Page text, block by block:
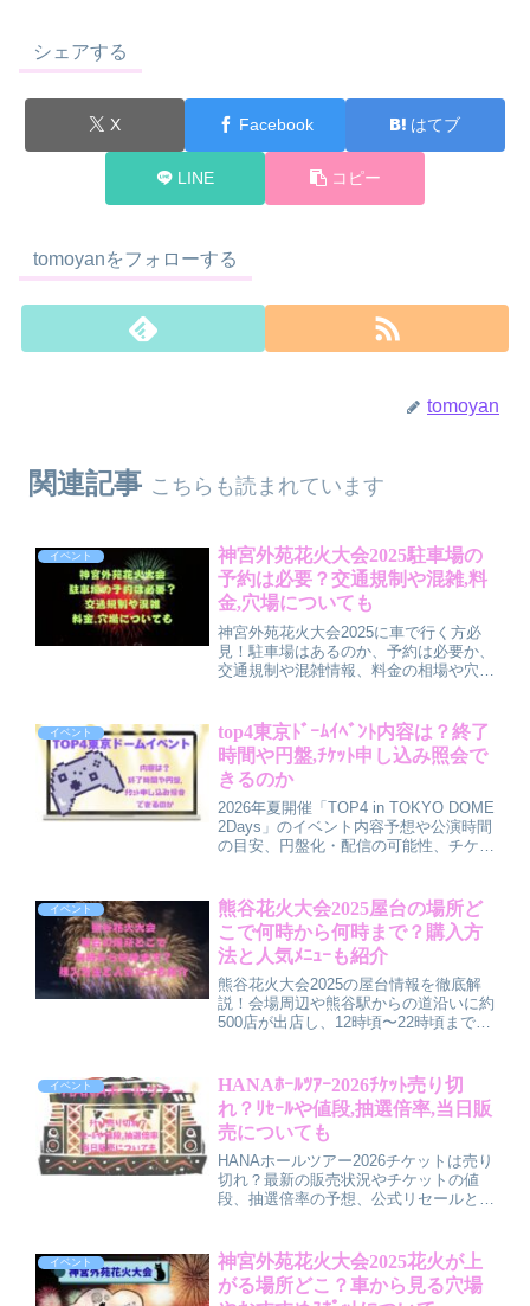
シェアする
X Facebook はてブ
LINE コピー
tomoyanをフォローする
tomoyan
関連記事 こちらも読まれています
イベント
神宮外苑花火大会2025駐車場の
予約は必要？交通規制や混雑,料
金,穴場についても
神宮外苑花火大会2025に車で行く方必
見！駐車場はあるのか、予約は必要か、
交通規制や混雑情報、料金の相場や穴場
「パーク＆ライド」活用術もご紹介しま
す。
イベント
top4東京ﾄﾞｰﾑｲﾍﾞﾝﾄ内容は？終了
時間や円盤,ﾁｹｯﾄ申し込み照会で
きるのか
2026年夏開催「TOP4 in TOKYO DOME
2Days」のイベント内容予想や公演時間
の目安、円盤化・配信の可能性、チケッ
すいよう、過去のドーム公演もふまえて
準備のコツをまとめました。
イベント
熊谷花火大会2025屋台の場所ど
こで何時から何時まで？購入方
法と人気ﾒﾆｭｰも紹介
熊谷花火大会2025の屋台情報を徹底解
説！会場周辺や熊谷駅からの道沿いに約
500店が出店し、12時頃〜22時頃までお
人で食べ比べを楽しんで、夏の特別な思
い出を作ってください！
イベント
HANAﾎｰﾙﾂｱｰ2026ﾁｹｯﾄ売り切
れ？ﾘｾｰﾙや値段,抽選倍率,当日販
売についても
HANAホールツアー2026チケットは売り
切れ？最新の販売状況やチケットの値
段、抽選倍率の予想、公式リセールと転
方も、先行で落選してしまった方も、次
のチャンスを逃さないためのポイントを
整理してチェックできる記事です。
イベント
神宮外苑花火大会2025花火が上
がる場所どこ？車から見る穴場